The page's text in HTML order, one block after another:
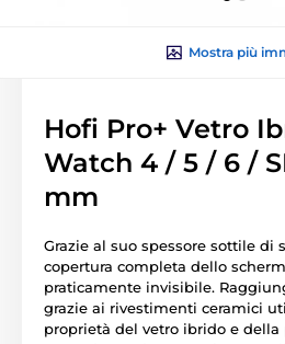
Mostra più
Hofi Pro+ Vetro
Watch 4 / 5 / 6 /
mm
Grazie al suo spessore sottile di
copertura completa dello
praticamente invisibile.
grazie ai rivestimenti ceramici
proprietà del vetro ibrido e